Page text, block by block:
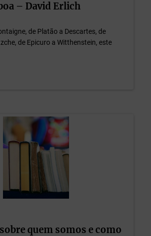
– David Erlich
de Platão a Descartes, de
de Epicuro a Witthenstein, este
quem somos e como